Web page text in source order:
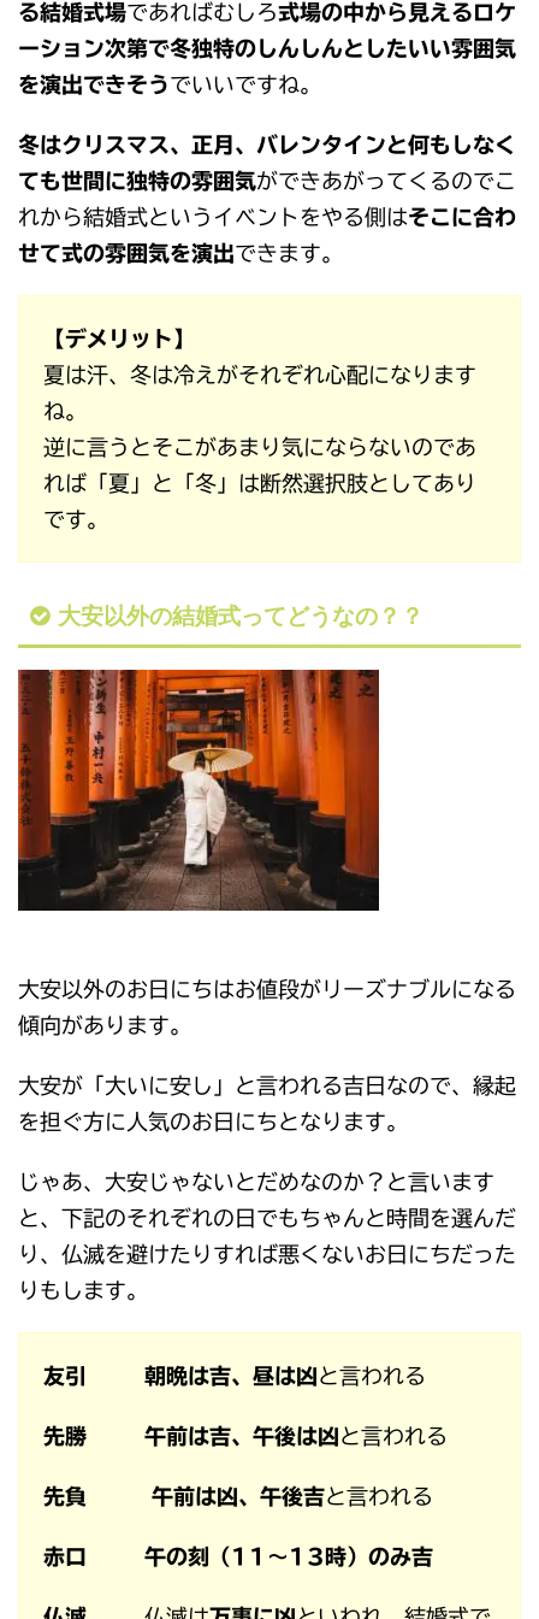
る結婚式場であればむしろ式場の中から見えるロケ
ーション次第で冬独特のしんしんとしたいい雰囲気
を演出できそうでいいですね。
冬はクリスマス、正月、バレンタインと何もしなく
ても世間に独特の雰囲気ができあがってくるのでこ
れから結婚式というイベントをやる側はそこに合わ
せて式の雰囲気を演出できます。
【デメリット】
夏は汗、冬は冷えがそれぞれ心配になります
ね。
逆に言うとそこがあまり気にならないのであ
れば「夏」と「冬」は断然選択肢としてあり
です。
大安以外の結婚式ってどうなの？？
大安以外のお日にちはお値段がリーズナブルになる
傾向があります。
大安が「大いに安し」と言われる吉日なので、縁起
を担ぐ方に人気のお日にちとなります。
じゃあ、大安じゃないとだめなのか？と言います
と、下記のそれぞれの日でもちゃんと時間を選んだ
り、仏滅を避けたりすれば悪くないお日にちだった
りもします。
友引 朝晩は吉、昼は凶 と言われる
先勝 午前は吉、午後は凶 と言われる
先負 午前は凶、午後吉と言われる
赤口 午の刻（11～13時）のみ吉